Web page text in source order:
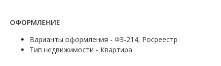
ОФОРМЛЕНИЕ
Варианты оформления - ФЗ-214, Росреестр
Тип недвижимости - Квартира